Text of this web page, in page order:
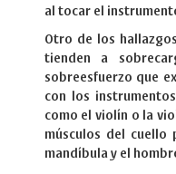
al tocar el
Otro de los
tienden a
sobreesfuerzo que
con los
como el violín o la
músculos del
mandíbula y el